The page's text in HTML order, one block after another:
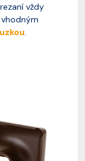
vždy